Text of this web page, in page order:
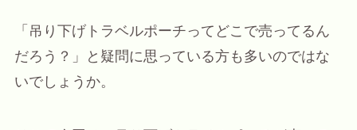
「吊り下げトラベルポーチってどこで売ってるん
だろう？」と疑問に思っている方も多いのではな
いでしょうか。